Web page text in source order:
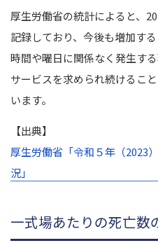
厚生労働省の統計によると、
記録しており、今後も増加す
時間や曜日に関係なく発生す
サービスを求められ続けるこ
います。
【出典】
厚生労働省「令和５年（2023
況」
一式場あたりの死亡数